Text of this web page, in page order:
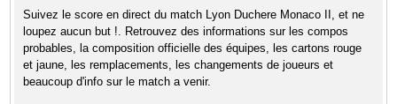
Suivez le score en direct du match Lyon Duchere Monaco II, et ne
loupez aucun but !. Retrouvez des informations sur les compos
probables, la composition officielle des équipes, les cartons rouge
et jaune, les remplacements, les changements de joueurs et
beaucoup d'info sur le match a venir.